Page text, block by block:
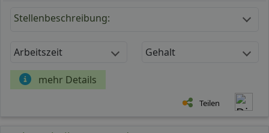
Stellenbeschreibung:
Arbeitszeit Gehalt
mehr Details
Teilen